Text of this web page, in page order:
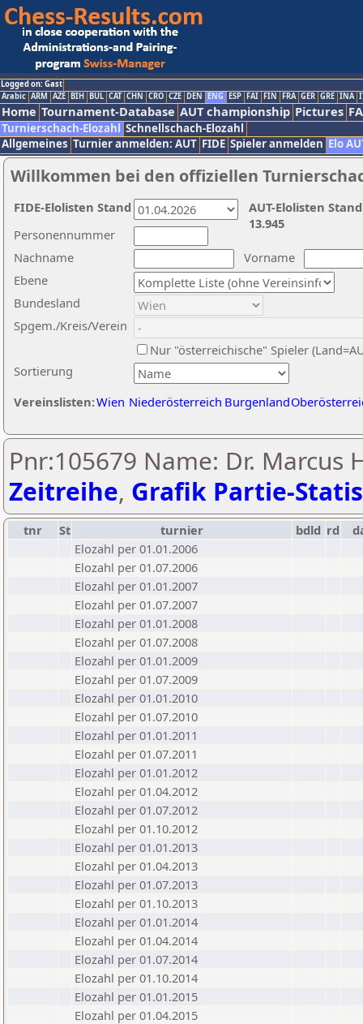
Logged on: Gast
Arabic ARM AZE BIH BUL CAT CHN CRO CZE DEN ENG ESP FAI FIN FRA GER GRE INA
Home Tournament-Database AUT championship Pictures
Turnierschach-Elozahl Schnellschach-Elozahl
Allgemeines Turnier anmelden: AUT FIDE Spieler anmelden Elo
Willkommen bei den offiziellen
Nachname
Vorname
Ebene
Sortierung
Personennummer
Bundesland
Spgem./Kreis/Verein
Nur "österreichische" Spieler
Vereinslisten:Wien Niederösterreich Burgenland
AUT-Elolisten
13.945
FIDE-Elolisten Stand
Pnr:105679 Name: Dr. Marcus
Zeitreihe, Grafik Partie-
tnr St turnier bdld rd
Elozahl per 01.01.2006
Elozahl per 01.07.2006
Elozahl per 01.01.2007
Elozahl per 01.07.2007
Elozahl per 01.01.2008
Elozahl per 01.07.2008
Elozahl per 01.01.2009
Elozahl per 01.07.2009
Elozahl per 01.01.2010
Elozahl per 01.07.2010
Elozahl per 01.01.2011
Elozahl per 01.07.2011
Elozahl per 01.01.2012
Elozahl per 01.04.2012
Elozahl per 01.07.2012
Elozahl per 01.10.2012
Elozahl per 01.01.2013
Elozahl per 01.04.2013
Elozahl per 01.07.2013
Elozahl per 01.10.2013
Elozahl per 01.01.2014
Elozahl per 01.04.2014
Elozahl per 01.07.2014
Elozahl per 01.10.2014
Elozahl per 01.01.2015
Elozahl per 01.04.2015